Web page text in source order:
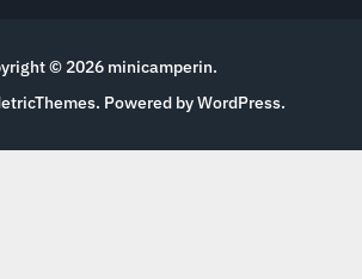
© 2026 minicamperin.
. Powered byWordPress.